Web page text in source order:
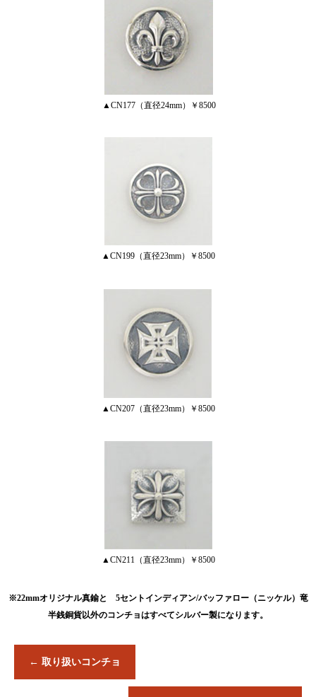
▲CN177（直径24mm）￥8500
▲CN199（直径23mm）￥8500
▲CN207（直径23mm）￥8500
▲CN211（直径23mm）￥8500
※22mmオリジナル真鍮と 5セントインディアン/バッファロー（ニッケル）竜
半銭銅貨以外のコンチョはすべてシルバー製になります。
← 取り扱いコンチョ